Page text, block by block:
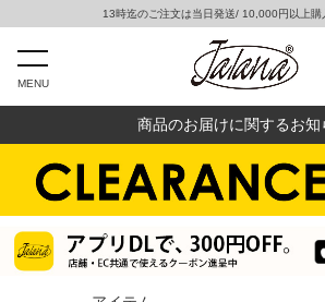
13時迄のご注文は当日発送/ 10,000円以上購
MENU
商品のお届けに関するお知